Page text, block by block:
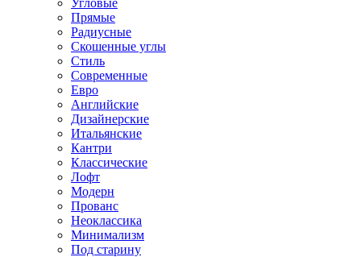
Угловые
Прямые
Радиусные
Скошенные углы
Стиль
Современные
Евро
Английские
Дизайнерские
Итальянские
Кантри
Классические
Лофт
Модерн
Прованс
Неоклассика
Минимализм
Под старину